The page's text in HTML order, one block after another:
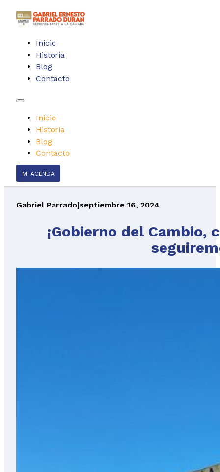
Inicio
Historia
Blog
Contacto
Inicio
Historia
Blog
Contacto
MI AGENDA
Gabriel Parrado|septiembre 16, 2024
¡Gobierno del Cambio,